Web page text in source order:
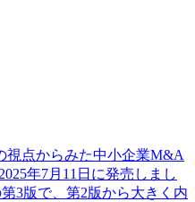
視点からみた中小企業M&A
年7月11日に発売しまし
3版で、第2版から大きく内